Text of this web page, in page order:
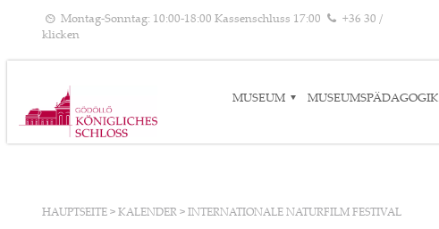
Montag-Sonntag: 10:00-18:00 Kassenschluss 17:00
+36 30 /
klicken
MUSEUM MUSEUMSPÄDAGOGIK
HAUPTSEITE > KALENDER > INTERNATIONALE NATURFILM FESTIVAL